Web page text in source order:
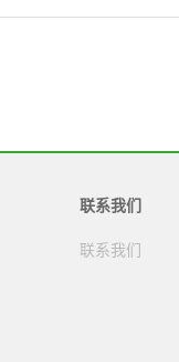
联系我们
联系我们